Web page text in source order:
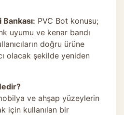
PVC Bot konusu;
uyumu ve kenar bandı
doğru ürüne
olacak şekilde yeniden
ve ahşap yüzeylerin
için kullanılan bir